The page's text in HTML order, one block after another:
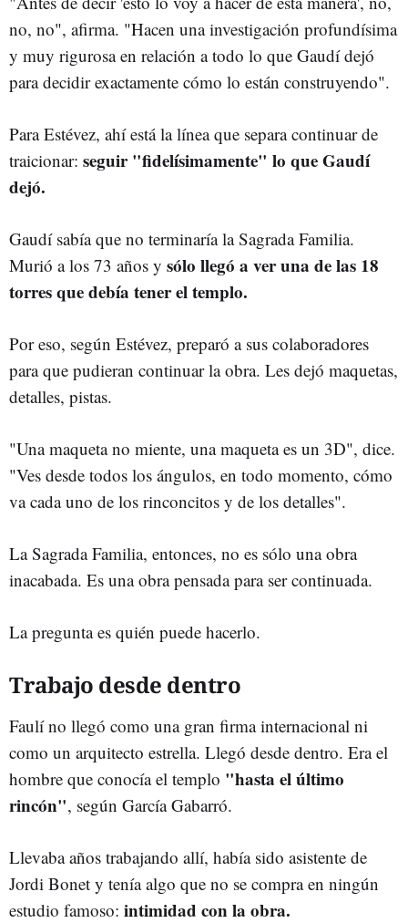
no, no", afirma. "Hacen una investigación profundísima
y muy rigurosa en relación a todo lo que Gaudí dejó
para decidir exactamente cómo lo están construyendo".
Para Estévez, ahí está la línea que separa continuar de
traicionar: seguir "fidelísimamente" lo que Gaudí
dejó.
Gaudí sabía que no terminaría la Sagrada Familia.
Murió a los 73 años y sólo llegó a ver una de las 18
torres que debía tener el templo.
Por eso, según Estévez, preparó a sus colaboradores
para que pudieran continuar la obra. Les dejó maquetas,
detalles, pistas.
"Una maqueta no miente, una maqueta es un 3D", dice.
"Ves desde todos los ángulos, en todo momento, cómo
va cada uno de los rinconcitos y de los detalles".
La Sagrada Familia, entonces, no es sólo una obra
inacabada. Es una obra pensada para ser continuada.
La pregunta es quién puede hacerlo.
Trabajo desde dentro
Faulí no llegó como una gran firma internacional ni
como un arquitecto estrella. Llegó desde dentro. Era el
hombre que conocía el templo "hasta el último
rincón", según García Gabarró.
Llevaba años trabajando allí, había sido asistente de
Jordi Bonet y tenía algo que no se compra en ningún
estudio famoso: intimidad con la obra.